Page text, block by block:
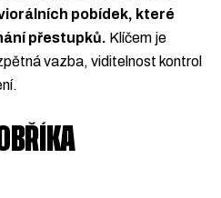
pobídek, které
přestupků. Klíčem je
vazba, viditelnost kontrol